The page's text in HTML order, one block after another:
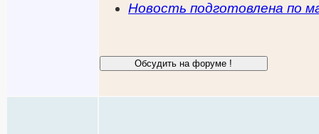
Новость подготовлена по